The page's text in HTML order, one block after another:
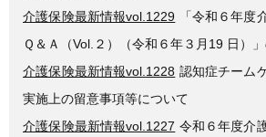
介護保険最新情報vol.1229 「令和６年度
Ｑ＆Ａ（Vol.２）（令和６年３月19 日）
介護保険最新情報vol.1228 認知症チーム
実施上の留意事項等について
介護保険最新情報vol.1227 令和６年度介